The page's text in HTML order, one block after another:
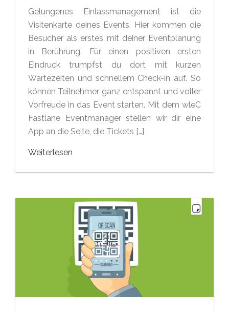
Gelungenes Einlassmanagement ist die
Visitenkarte deines Events. Hier kommen die
Besucher als erstes mit deiner Eventplanung
in Berührung. Für einen positiven ersten
Eindruck trumpfst du dort mit kurzen
Wartezeiten und schnellem Check-in auf. So
können Teilnehmer ganz entspannt und voller
Vorfreude in das Event starten. Mit dem wleC
Fastlane Eventmanager stellen wir dir eine
App an die Seite, die Tickets […]
Weiterlesen